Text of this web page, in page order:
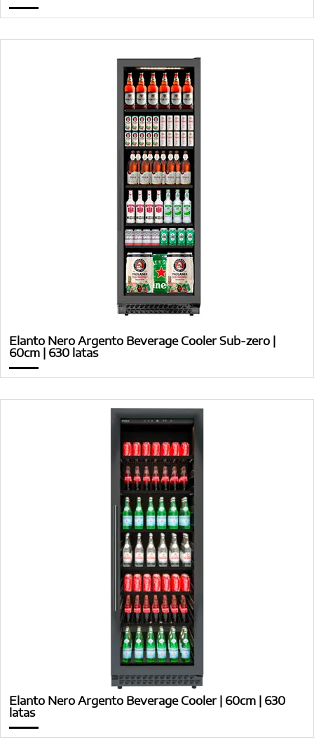
Elanto Nero Argento Beverage Cooler Sub-zero |
60cm | 630 latas
Elanto Nero Argento Beverage Cooler | 60cm | 630
latas